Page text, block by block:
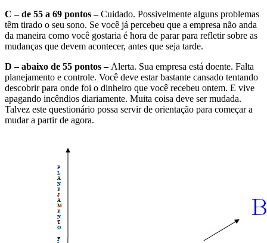
C – de 55 a 69 pontos –Cuidado. Possivelmente alguns problemas
têm tirado o seu sono. Se você já percebeu que a empresa não anda
da maneira como você gostaria é hora de parar para refletir sobre as
mudanças que devem acontecer, antes que seja tarde.
D – abaixo de 55 pontos – Alerta. Sua empresa está doente. Falta
planejamento e controle. Você deve estar bastante cansado tentando
descobrir para onde foi o dinheiro que você recebeu ontem. E vive
apagando incêndios diariamente. Muita coisa deve ser mudada.
Talvez este questionário possa servir de orientação para começar a
mudar a partir de agora.